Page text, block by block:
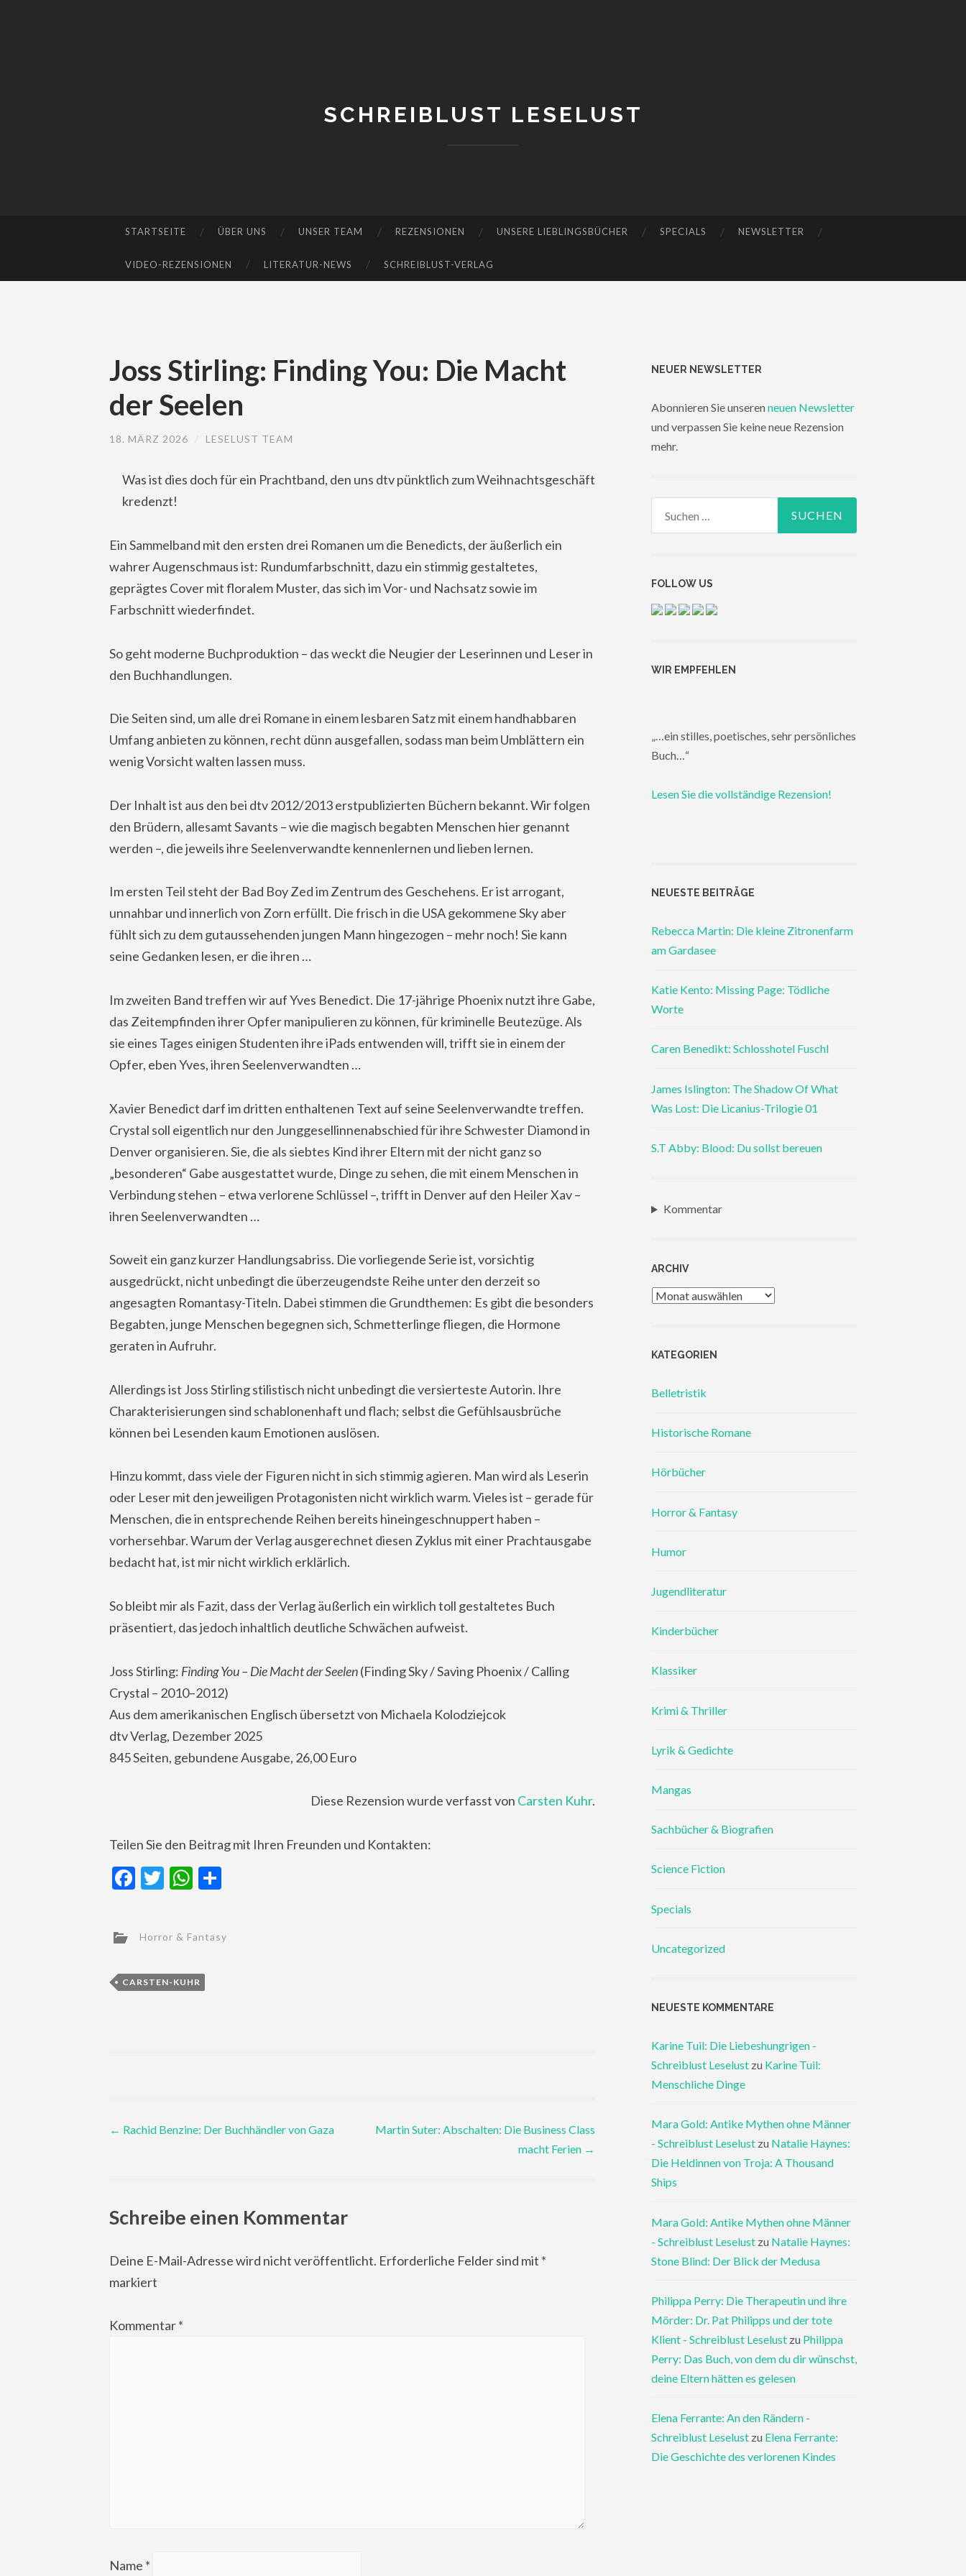
SCHREIBLUST LESELUST
STARTSEITE ÜBER UNS UNSER TEAM REZENSIONEN UNSERE LIEBLINGSBÜCHER SPECIALS NEWSLETTER
VIDEO-REZENSIONEN LITERATUR-NEWS SCHREIBLUST-VERLAG
Joss Stirling: Finding You: Die Macht
der Seelen
18. MÄRZ 2026 LESELUST TEAM
Was ist dies doch für ein Prachtband, den uns dtv pünktlich zum Weihnachtsgeschäft
kredenzt!
Ein Sammelband mit den ersten drei Romanen um die Benedicts, der äußerlich ein
wahrer Augenschmaus ist: Rundumfarbschnitt, dazu ein stimmig gestaltetes,
geprägtes Cover mit floralem Muster, das sich im Vor- und Nachsatz sowie im
Farbschnitt wiederfindet.
So geht moderne Buchproduktion – das weckt die Neugier der Leserinnen und Leser in
den Buchhandlungen.
Die Seiten sind, um alle drei Romane in einem lesbaren Satz mit einem handhabbaren
Umfang anbieten zu können, recht dünn ausgefallen, sodass man beim Umblättern ein
wenig Vorsicht walten lassen muss.
Der Inhalt ist aus den bei dtv 2012/2013 erstpublizierten Büchern bekannt. Wir folgen
den Brüdern, allesamt Savants – wie die magisch begabten Menschen hier genannt
werden –, die jeweils ihre Seelenverwandte kennenlernen und lieben lernen.
Im ersten Teil steht der Bad Boy Zed im Zentrum des Geschehens. Er ist arrogant,
unnahbar und innerlich von Zorn erfüllt. Die frisch in die USA gekommene Sky aber
fühlt sich zu dem gutaussehenden jungen Mann hingezogen – mehr noch! Sie kann
seine Gedanken lesen, er die ihren …
Im zweiten Band treffen wir auf Yves Benedict. Die 17-jährige Phoenix nutzt ihre Gabe,
das Zeitempfinden ihrer Opfer manipulieren zu können, für kriminelle Beutezüge. Als
sie eines Tages einigen Studenten ihre iPads entwenden will, trifft sie in einem der
Opfer, eben Yves, ihren Seelenverwandten …
Xavier Benedict darf im dritten enthaltenen Text auf seine Seelenverwandte treffen.
Crystal soll eigentlich nur den Junggesellinnenabschied für ihre Schwester Diamond in
Denver organisieren. Sie, die als siebtes Kind ihrer Eltern mit der nicht ganz so
„besonderen“ Gabe ausgestattet wurde, Dinge zu sehen, die mit einem Menschen in
Verbindung stehen – etwa verlorene Schlüssel –, trifft in Denver auf den Heiler Xav –
ihren Seelenverwandten …
Soweit ein ganz kurzer Handlungsabriss. Die vorliegende Serie ist, vorsichtig
ausgedrückt, nicht unbedingt die überzeugendste Reihe unter den derzeit so
angesagten Romantasy-Titeln. Dabei stimmen die Grundthemen: Es gibt die besonders
Begabten, junge Menschen begegnen sich, Schmetterlinge fliegen, die Hormone
geraten in Aufruhr.
Allerdings ist Joss Stirling stilistisch nicht unbedingt die versierteste Autorin. Ihre
Charakterisierungen sind schablonenhaft und flach; selbst die Gefühlsausbrüche
können bei Lesenden kaum Emotionen auslösen.
Hinzu kommt, dass viele der Figuren nicht in sich stimmig agieren. Man wird als Leserin
oder Leser mit den jeweiligen Protagonisten nicht wirklich warm. Vieles ist – gerade für
Menschen, die in entsprechende Reihen bereits hineingeschnuppert haben –
vorhersehbar. Warum der Verlag ausgerechnet diesen Zyklus mit einer Prachtausgabe
bedacht hat, ist mir nicht wirklich erklärlich.
So bleibt mir als Fazit, dass der Verlag äußerlich ein wirklich toll gestaltetes Buch
präsentiert, das jedoch inhaltlich deutliche Schwächen aufweist.
Joss Stirling: Finding You – Die Macht der Seelen(Finding Sky / Saving Phoenix / Calling
Crystal – 2010–2012)
Aus dem amerikanischen Englisch übersetzt von Michaela Kolodziejcok
dtv Verlag, Dezember 2025
845 Seiten, gebundene Ausgabe, 26,00 Euro
Diese Rezension wurde verfasst von Carsten Kuhr.
Teilen Sie den Beitrag mit Ihren Freunden und Kontakten:
Facebook
TwitterWhatsApp
Horror & Fantasy
CARSTEN-KUHR
Post
← Rachid Benzine: Der Buchhändler von Gaza
Martin Suter: Abschalten: Die Business Class
macht Ferien →
Schreibe einen Kommentar
Deine E-Mail-Adresse wird nicht veröffentlicht. Erforderliche Felder sind mit *
markiert
Kommentar*
Name *
NEUER NEWSLETTER
Abonnieren Sie unseren neuen Newsletter
und verpassen Sie keine neue Rezension
mehr.
FOLLOW US
WIR EMPFEHLEN
„…ein stilles, poetisches, sehr persönliches
Buch…“
Lesen Sie die vollständige Rezension!
NEUESTE BEITRÄGE
Rebecca Martin: Die kleine Zitronenfarm
am Gardasee
Katie Kento: Missing Page: Tödliche
Worte
Caren Benedikt: Schlosshotel Fuschl
James Islington: The Shadow Of What
Was Lost: Die Licanius-Trilogie 01
S.T Abby: Blood: Du sollst bereuen
Kommentar
ARCHIV
Archiv
KATEGORIEN
Belletristik
Historische Romane
Hörbücher
Horror & Fantasy
Humor
Jugendliteratur
Kinderbücher
Klassiker
Krimi & Thriller
Lyrik & Gedichte
Mangas
Sachbücher & Biografien
Science Fiction
Specials
Uncategorized
NEUESTE KOMMENTARE
Karine Tuil: Die Liebeshungrigen -
Schreiblust Leselust zu Karine Tuil:
Menschliche Dinge
Mara Gold: Antike Mythen ohne Männer
- Schreiblust Leselust zu Natalie Haynes:
Die Heldinnen von Troja: A Thousand
Ships
Mara Gold: Antike Mythen ohne Männer
- Schreiblust Leselust zu Natalie Haynes:
Stone Blind: Der Blick der Medusa
Philippa Perry: Die Therapeutin und ihre
Mörder: Dr. Pat Philipps und der tote
Klient - Schreiblust Leselust zu Philippa
Perry: Das Buch, von dem du dir wünschst,
deine Eltern hätten es gelesen
Elena Ferrante: An den Rändern -
Schreiblust Leselust zu Elena Ferrante:
Die Geschichte des verlorenen Kindes